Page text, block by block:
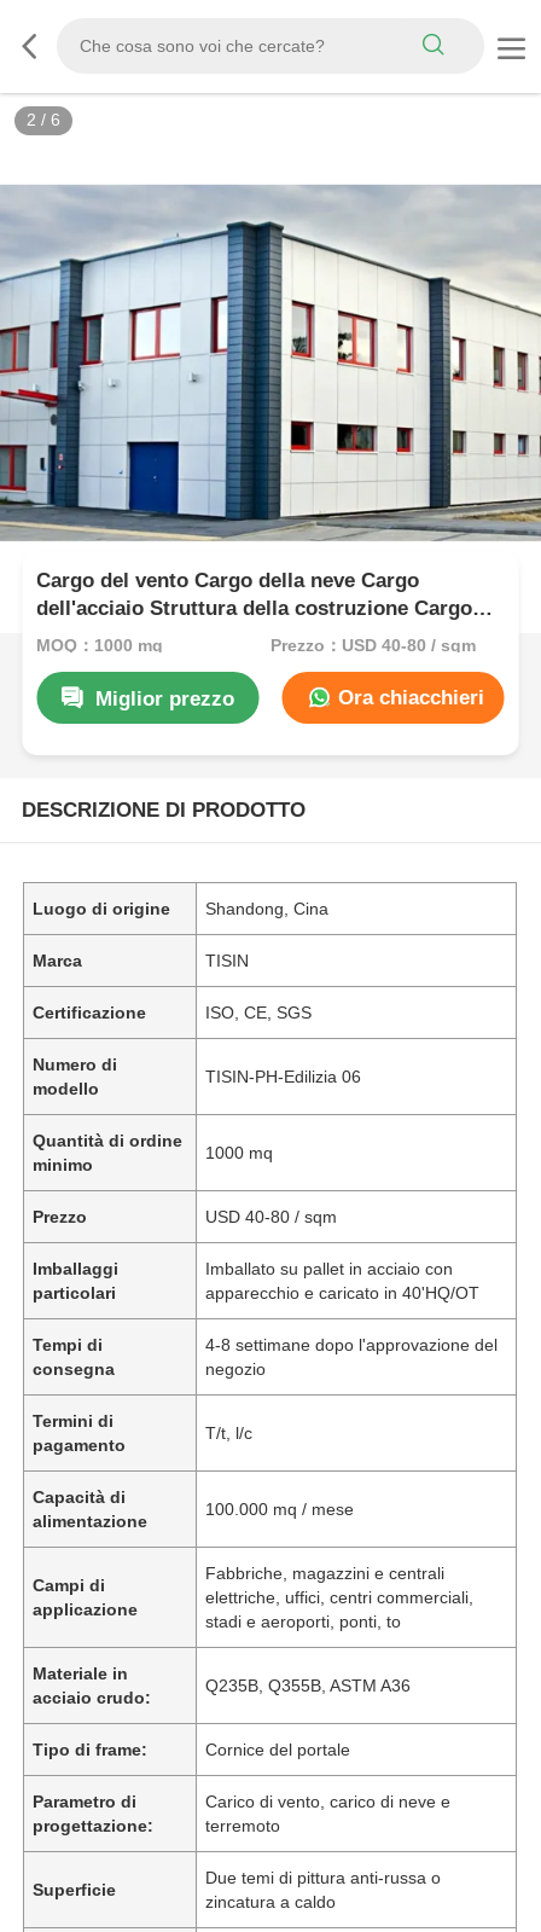
3 / 6
Cargo del vento Cargo della neve Cargo
dell'acciaio Struttura della costruzione Cargo
dei cuscinetti stadi centri commerciali
MOQ：1000 mq Prezzo：USD 40-80 / sqm
Miglior prezzo Ora chiacchieri
DESCRIZIONE DI PRODOTTO
Luogo di origine Shandong, Cina
Marca TISIN
Certificazione ISO, CE, SGS
Numero di
modello
TISIN-PH-Edilizia 06
Quantità di ordine
minimo
1000 mq
Prezzo USD 40-80 / sqm
Imballaggi
particolari
Imballato su pallet in acciaio con
apparecchio e caricato in 40'HQ/OT
Tempi di
consegna
4-8 settimane dopo l'approvazione del
negozio
Termini di
pagamento
T/t, l/c
Capacità di
alimentazione
100.000 mq / mese
Campi di
applicazione
Fabbriche, magazzini e centrali
elettriche, uffici, centri commerciali,
stadi e aeroporti, ponti, to
Materiale in
acciaio crudo:
Q235B, Q355B, ASTM A36
Tipo di frame: Cornice del portale
Parametro di
progettazione:
Carico di vento, carico di neve e
terremoto
Superficie
Due temi di pittura anti-russa o
zincatura a caldo